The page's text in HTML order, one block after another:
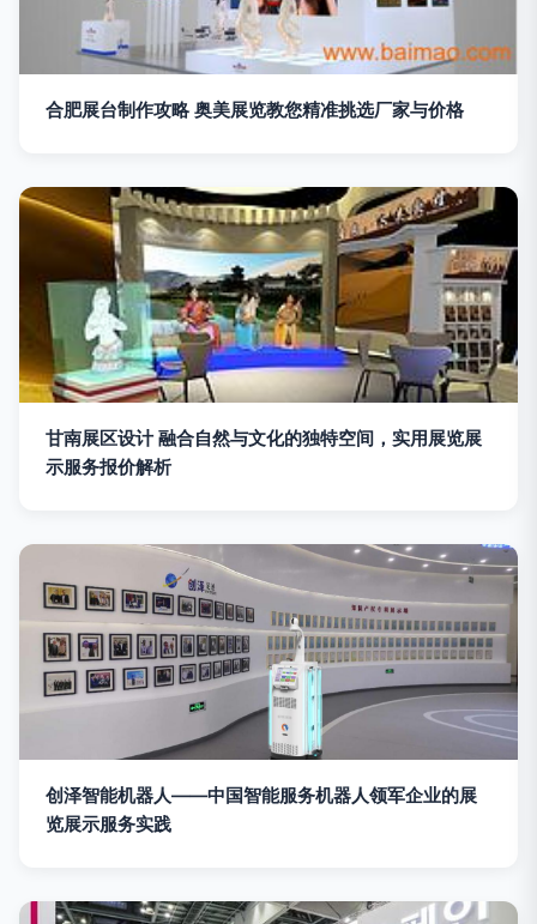
合肥展台制作攻略 奥美展览教您精准挑选厂家与价格
甘南展区设计 融合自然与文化的独特空间，实用展览展
示服务报价解析
创泽智能机器人——中国智能服务机器人领军企业的展
览展示服务实践